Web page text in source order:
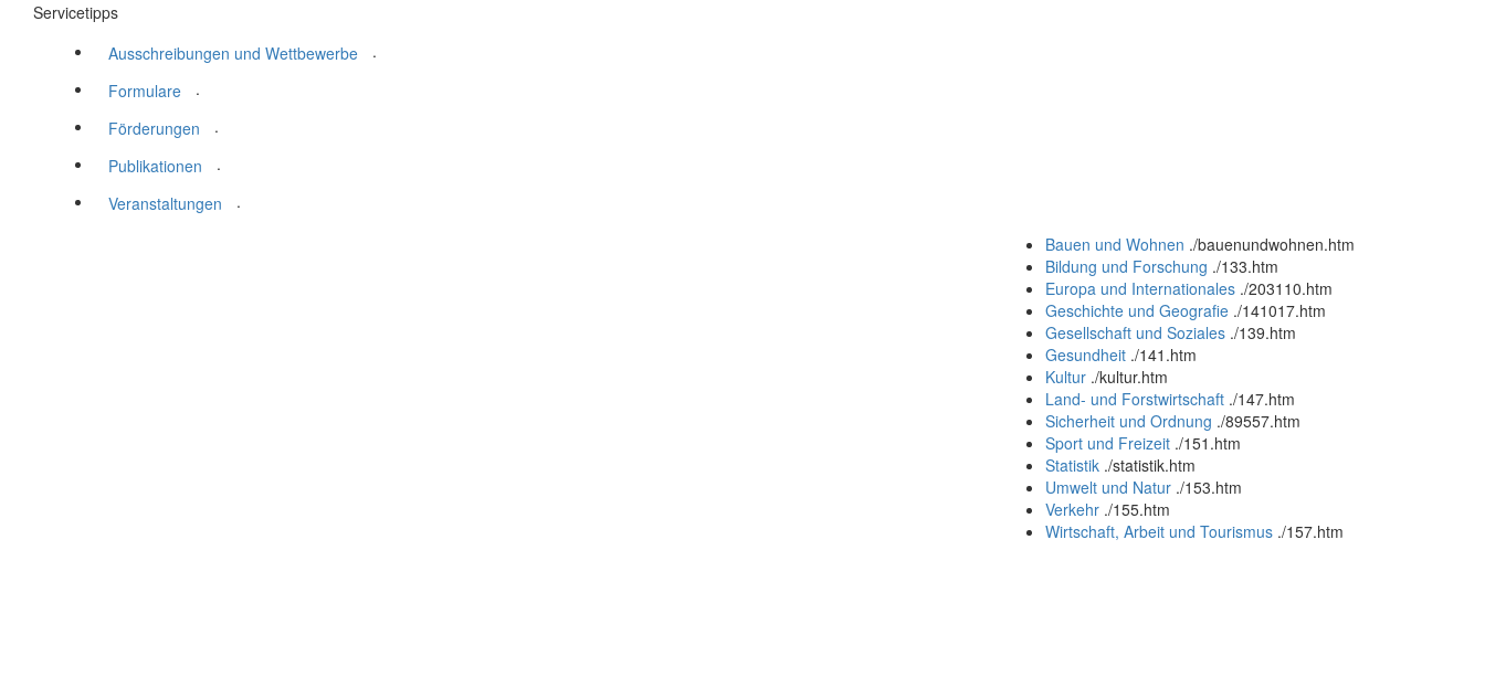
Servicetipps
Ausschreibungen und Wettbewerbe
.
Formulare
.
Förderungen
.
Publikationen
.
Veranstaltungen
.
Bauen und Wohnen ./bauenundwohnen.htm
Bildung und Forschung ./133.htm
Europa und Internationales ./203110.htm
Geschichte und Geografie ./141017.htm
Gesellschaft und Soziales ./139.htm
Gesundheit ./141.htm
Kultur ./kultur.htm
Land- und Forstwirtschaft ./147.htm
Sicherheit und Ordnung ./89557.htm
Sport und Freizeit ./151.htm
Statistik ./statistik.htm
Umwelt und Natur ./153.htm
Verkehr ./155.htm
Wirtschaft, Arbeit und Tourismus ./157.htm